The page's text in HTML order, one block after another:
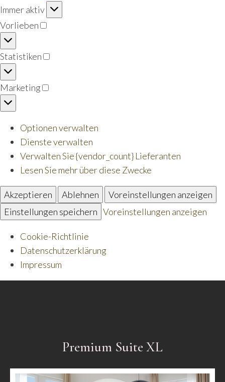
Funktional
Immer aktiv
Vorlieben
Vorlieben
Statistiken
Statistiken
Marketing
Marketing
Optionen verwalten
Dienste verwalten
Verwalten Sie {vendor_count} Lieferanten
Lesen Sie mehr über diese Zwecke
Akzeptieren Ablehnen
Voreinstellungen anzeigen
Einstellungen speichern Voreinstellungen anzeigen
Cookie-Richtlinie
Datenschutzerklärung
Impressum
Premium Suite XL